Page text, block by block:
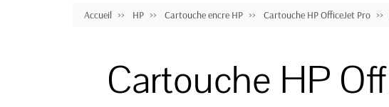
Accueil HP Cartouche encre HP Cartouche HP OfficeJet Pro
Cartouche HP